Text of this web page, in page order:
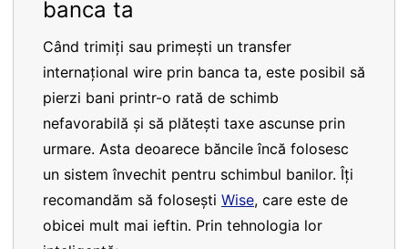
banca ta
Când trimiți sau primești un transfer
internațional wire prin banca ta, este posibil să
pierzi bani printr-o rată de schimb
nefavorabilă și să plătești taxe ascunse prin
urmare. Asta deoarece băncile încă folosesc
un sistem învechit pentru schimbul banilor. Îți
recomandăm să folosești Wise, care este de
obicei mult mai ieftin. Prin tehnologia lor